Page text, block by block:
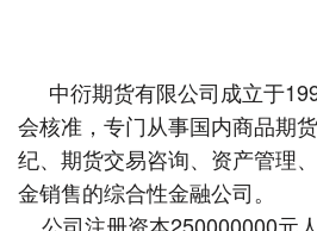
中衍期货有限公司成立于
会核准，专门从事国内商品期
纪、期货交易咨询、资产管理
金销售的综合性金融公司。